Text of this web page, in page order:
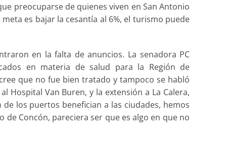
preocuparse de quienes viven en San Antonio
es bajar la cesantía al 6%, el turismo puede
en la falta de anuncios. La senadora PC
en materia de salud para la Región de
que no fue bien tratado y tampoco se habló
Hospital Van Buren, y la extensión a La Calera,
los puertos benefician a las ciudades, hemos
Concón, pareciera ser que es algo en que no